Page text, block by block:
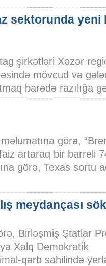
sektorunda yeni
şirkətləri Xəzər
mövcud və
barədə razılığa
görə,
artaraq bir barreli
görə, Texas sortu
meydançası
Birləşmiş Ştatlar
Xalq Demokratik
qərb sahilində